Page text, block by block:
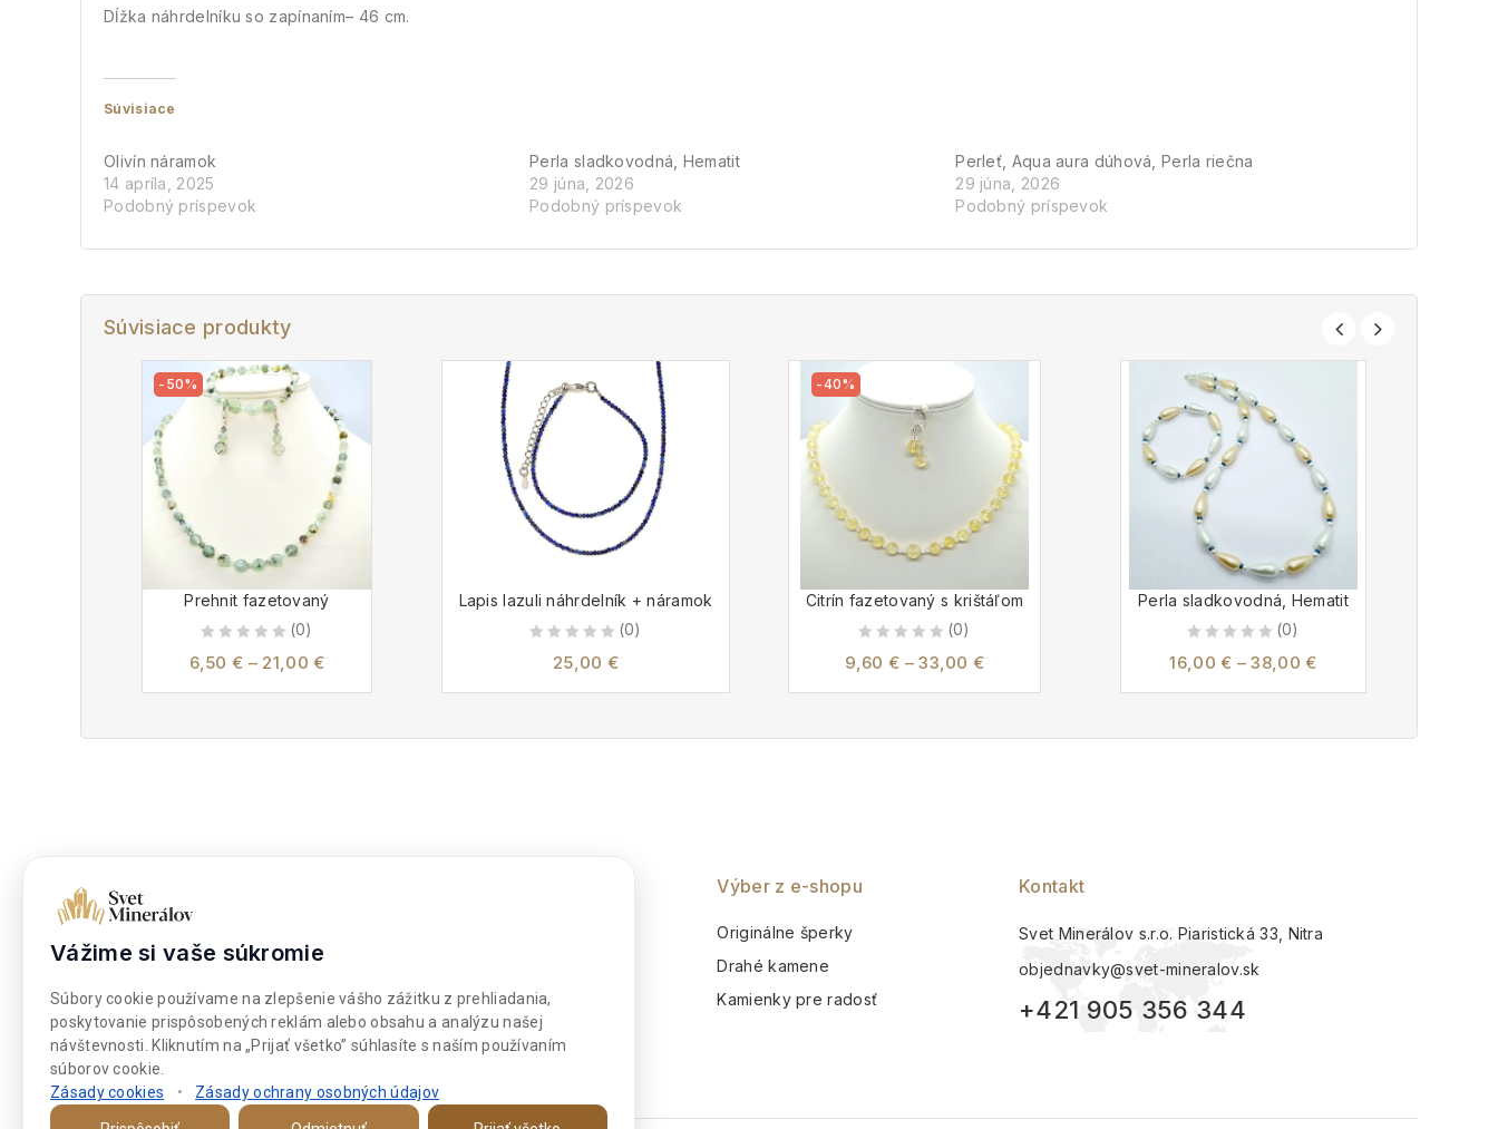
Dĺžka náhrdelníku so zapínaním– 46 cm.
Súvisiace
Olivín náramok
14 apríla, 2025
Podobný príspevok
Perla sladkovodná, Hematit
29 júna, 2026
Podobný príspevok
Perleť, Aqua aura dúhová, Perla riečna
29 júna, 2026
Podobný príspevok
Súvisiace produkty
-50%
Prehnit fazetovaný
(0)
6,50 € – 21,00 €
Lapis lazuli náhrdelník + náramok
(0)
25,00 €
-40%
Citrín fazetovaný s krištáľom
(0)
9,60 € – 33,00 €
Perla sladkovodná, Hematit
(0)
16,00 € – 38,00 €
Dokumenty
Súbory cookies
Platba a doprava
Pokladňa
Výber z e-shopu
Originálne šperky
Drahé kamene
Kamienky pre radosť
Kontakt
Svet Minerálov s.r.o. Piaristická 33, Nitra
objednavky@svet-mineralov.sk
+421 905 356 344
Vážime si vaše súkromie
Súbory cookie používame na zlepšenie vášho zážitku z prehliadania,
poskytovanie prispôsobených reklám alebo obsahu a analýzu našej
návštevnosti. Kliknutím na „Prijať všetko” súhlasíte s naším používaním
súborov cookie.
Zásady cookies
• Zásady ochrany osobných údajov